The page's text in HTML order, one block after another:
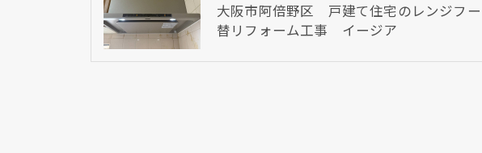
大阪市阿倍野区 戸建て住宅のレンジフ
替リフォーム工事 イージア